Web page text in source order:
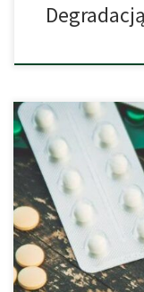
Degradacją
Opiaty są
przeciwbólowych
przeprowadzenie
leków nie eliminuje
wielu silnych
lekarstwo. Jednak
Opiaty mają […]